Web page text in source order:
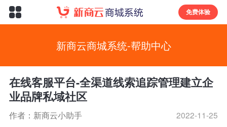
免费体验
新商云商城系统-帮助中心
在线客服平台-全渠道线索追踪管理建立企
业品牌私域社区
作者：新商云小助手 2022-11-25